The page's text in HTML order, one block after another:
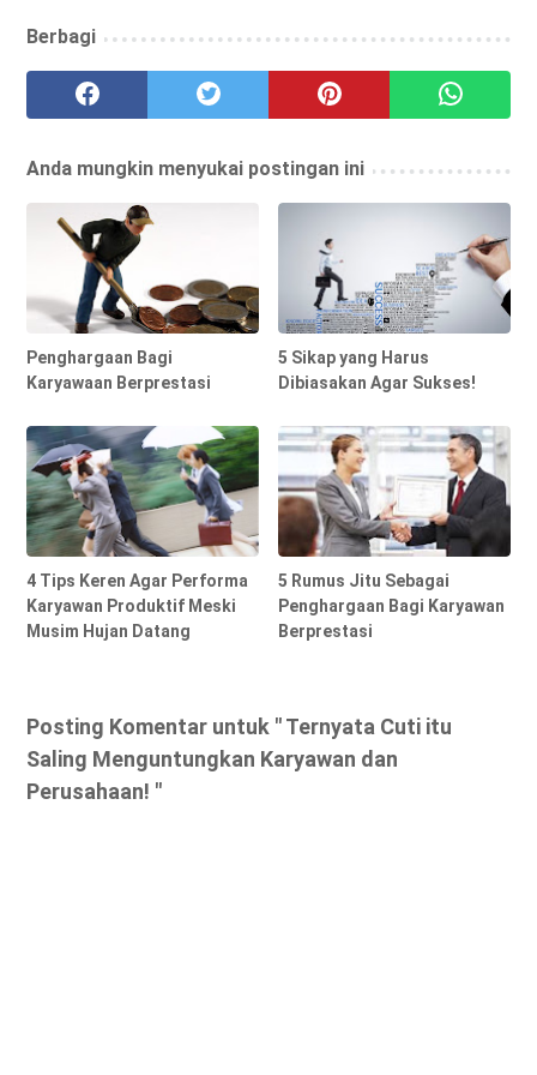
Berbagi
Anda mungkin menyukai postingan ini
Penghargaan Bagi
Karyawaan Berprestasi
5 Sikap yang Harus
Dibiasakan Agar Sukses!
4 Tips Keren Agar Performa
Karyawan Produktif Meski
Musim Hujan Datang
5 Rumus Jitu Sebagai
Penghargaan Bagi Karyawan
Berprestasi
Posting Komentar untuk " Ternyata Cuti itu
Saling Menguntungkan Karyawan dan
Perusahaan! "